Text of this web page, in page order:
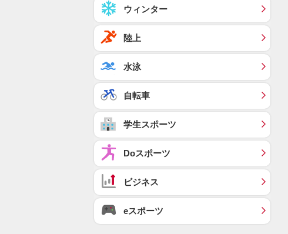
ウィンター
陸上
水泳
自転車
学生スポーツ
Doスポーツ
ビジネス
eスポーツ